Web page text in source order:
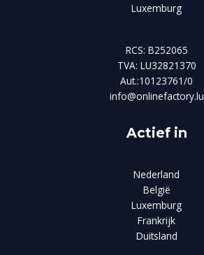
Luxemburg
RCS: B252065
TVA: LU32821370
Aut.:10123761/0
info@onlinefactory.lu
Actief in
Nederland
België
Luxemburg
Frankrijk
Duitsland